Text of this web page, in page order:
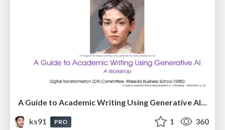
A Guide to Academic Writing Using Generative AI - A Workshop
ks91
PRO 1 360